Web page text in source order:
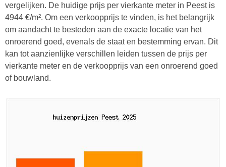
vergelijken. De huidige prijs per vierkante meter in Peest is
4944 €/m². Om een verkoopprijs te vinden, is het belangrijk
om aandacht te besteden aan de exacte locatie van het
onroerend goed, evenals de staat en bestemming ervan. Dit
kan tot aanzienlijke verschillen leiden tussen de prijs per
vierkante meter en de verkoopprijs van een onroerend goed
of bouwland.